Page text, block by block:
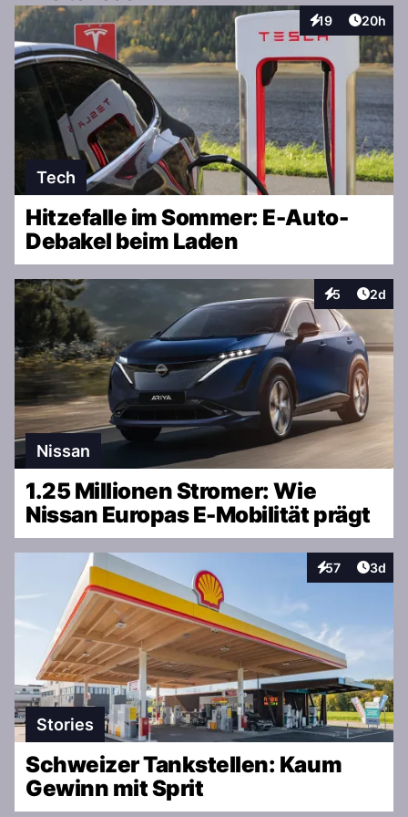
19
Interaktionen
Artikel
20h
Tech
Hitzefalle im Sommer: E-Auto-
Debakel beim Laden
5
Interaktionen
2d
Nissan
1.25 Millionen Stromer: Wie
Nissan Europas E-Mobilität prägt
57
Interaktionen
3d
Stories
Schweizer Tankstellen: Kaum
Gewinn mit Sprit